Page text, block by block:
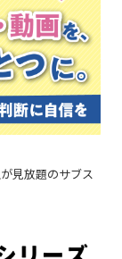
見放題のサブス